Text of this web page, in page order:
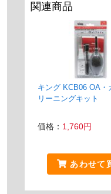
関連商品
キング KCB06 OA・
リーニングキット
価格： 1,760円
あわせて